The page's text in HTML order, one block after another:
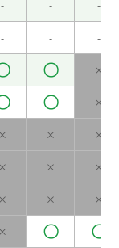
労も理解さ
バイスも的
に自分含め
いと思い
代 男性 )
ありがと
い致しま
。 ありがと
い致しま
- - -
- - -
〇 ×
〇 ×
× × ×
× × ×
× × ×
× 〇 〇